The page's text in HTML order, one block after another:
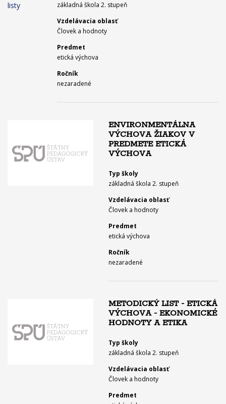
základná škola 2. stupeň
Vzdelávacia oblasť
Človek a hodnoty
Predmet
etická výchova
Ročník
nezaradené
ENVIRONMENTÁLNA
VÝCHOVA ŽIAKOV V
PREDMETE ETICKÁ
VÝCHOVA
Typ školy
základná škola 2. stupeň
Vzdelávacia oblasť
Človek a hodnoty
Predmet
etická výchova
Ročník
nezaradené
METODICKÝ LIST - ETICKÁ
VÝCHOVA - EKONOMICKÉ
HODNOTY A ETIKA
Typ školy
základná škola 2. stupeň
Vzdelávacia oblasť
Človek a hodnoty
Predmet